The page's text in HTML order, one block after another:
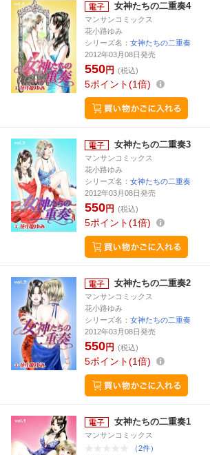
女神たちの二重奏4
マンサンコミックス
花小路ゆみ
シリーズ名： 女神たちの二重奏
2012年03月08日発売
550円 (税込)
5ポイント 1倍
女神たちの二重奏3
マンサンコミックス
花小路ゆみ
シリーズ名： 女神たちの二重奏
2012年03月08日発売
550円 (税込)
5ポイント 1倍
女神たちの二重奏2
マンサンコミックス
花小路ゆみ
シリーズ名： 女神たちの二重奏
2012年03月08日発売
550円 (税込)
5ポイント 1倍
女神たちの二重奏1
マンサンコミックス
（2件）